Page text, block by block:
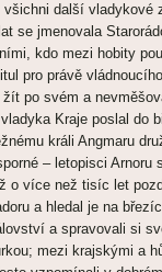
další vladykové
se jmenovala
kdo mezi hobity
pro právě
po svém a
Kraje poslal do
králi Angmaru
– letopisci Arnoru
o více než tisíc let
a hledal je na
a spravovali si
mezi krajskými a